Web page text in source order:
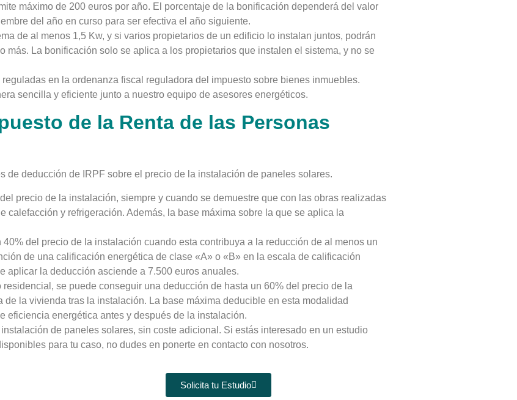
máximo de 200 euros por año. El porcentaje de la bonificación dependerá del valor
del año en curso para ser efectiva el año siguiente.
de al menos 1,5 Kw, y si varios propietarios de un edificio lo instalan juntos, podrán
La bonificación solo se aplica a los propietarios que instalen el sistema, y no se
en la ordenanza fiscal reguladora del impuesto sobre bienes inmuebles.
sencilla y eficiente junto a nuestro equipo de asesores energéticos.
de la Renta de las Personas
de deducción de IRPF sobre el precio de la instalación de paneles solares.
precio de la instalación, siempre y cuando se demuestre que con las obras realizadas
y refrigeración. Además, la base máxima sobre la que se aplica la
del precio de la instalación cuando esta contribuya a la reducción de al menos un
de una calificación energética de clase «A» o «B» en la escala de calificación
aplicar la deducción asciende a 7.500 euros anuales.
se puede conseguir una deducción de hasta un 60% del precio de la
la vivienda tras la instalación. La base máxima deducible en esta modalidad
eficiencia energética antes y después de la instalación.
de paneles solares, sin coste adicional. Si estás interesado en un estudio
para tu caso, no dudes en ponerte en contacto con nosotros.
Solicita tu Estudio